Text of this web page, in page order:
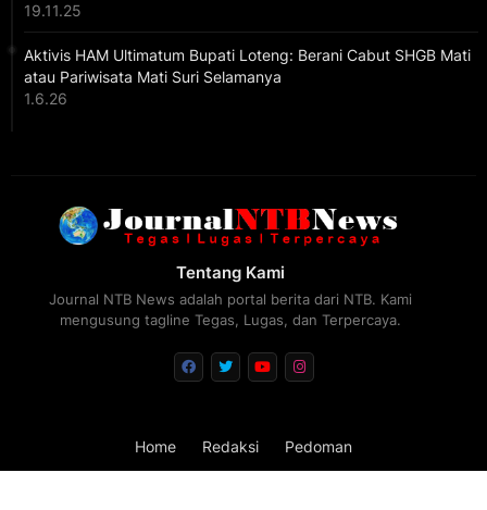
19.11.25
Aktivis HAM Ultimatum Bupati Loteng: Berani Cabut SHGB Mati
atau Pariwisata Mati Suri Selamanya
1.6.26
Tentang Kami
Journal NTB News adalah portal berita dari NTB. Kami
mengusung tagline Tegas, Lugas, dan Terpercaya.
Home Redaksi Pedoman